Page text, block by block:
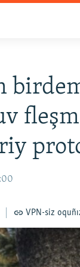
VPN-siz